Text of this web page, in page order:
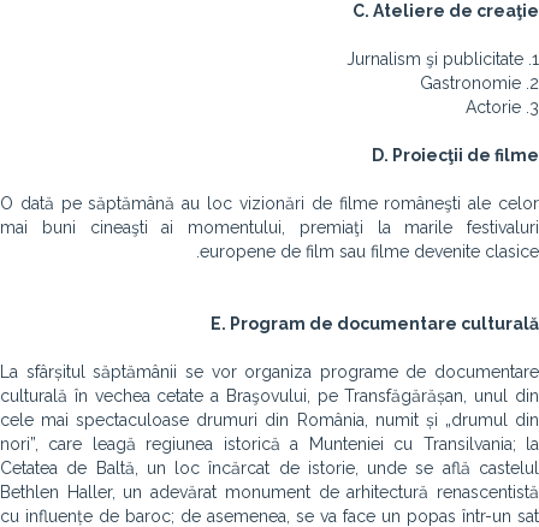
C. Ateliere de creaţie
1. Jurnalism şi publicitate
2. Gastronomie
3. Actorie
D. Proiecţii de filme
O dată pe săptămână au loc vizionări de filme româneşti ale celor
mai buni cineaşti ai momentului, premiaţi la marile festivaluri
europene de film sau filme devenite clasice.
E. Program de documentare culturală
La sfârșitul săptămânii se vor organiza programe de documentare
culturală în vechea cetate a Braşovului, pe Transfăgărășan, unul din
cele mai spectaculoase drumuri din România, numit și „drumul din
nori”, care leagă regiunea istorică a Munteniei cu Transilvania; la
Cetatea de Baltă, un loc încărcat de istorie, unde se află castelul
Bethlen Haller, un adevărat monument de arhitectură renascentistă
cu influențe de baroc; de asemenea, se va face un popas într-un sat